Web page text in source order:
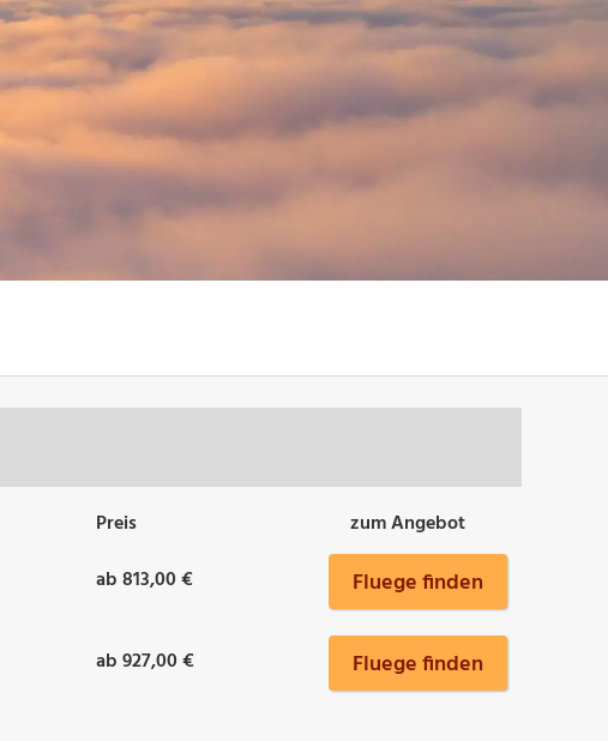
Preis
zum Angebot
ab 813,00 € Fluege finden
ab 927,00 € Fluege finden